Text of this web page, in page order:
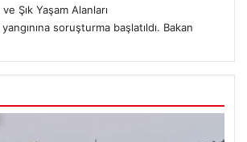
Şık Yaşam Alanları
soruşturma başlatıldı. Bakan